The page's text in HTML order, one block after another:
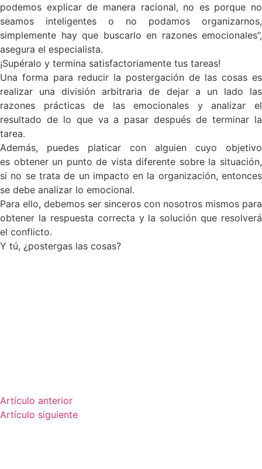
podemos explicar de manera racional, no es porque no
seamos inteligentes o no podamos organizarnos,
simplemente hay que buscarlo en razones emocionales”,
asegura el especialista.
¡Supéralo y termina satisfactoriamente tus tareas!
Una forma para reducir la postergación de las cosas es
realizar una división arbitraria de dejar a un lado las
razones prácticas de las emocionales y analizar el
resultado de lo que va a pasar después de terminar la
tarea.
Además, puedes platicar con alguien cuyo objetivo
es obtener un punto de vista diferente sobre la situación,
si no se trata de un impacto en la organización, entonces
se debe analizar lo emocional.
Para ello, debemos ser sinceros con nosotros mismos para
obtener la respuesta correcta y la solución que resolverá
el conflicto.
Y tú, ¿postergas las cosas?
Artículo anterior
Artículo siguiente